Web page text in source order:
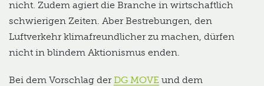
nicht. Zudem agiert die Branche in wirtschaftlich
schwierigen Zeiten. Aber Bestrebungen, den
Luftverkehr klimafreundlicher zu machen, dürfen
nicht in blindem Aktionismus enden.
Bei dem Vorschlag der DG MOVE und dem